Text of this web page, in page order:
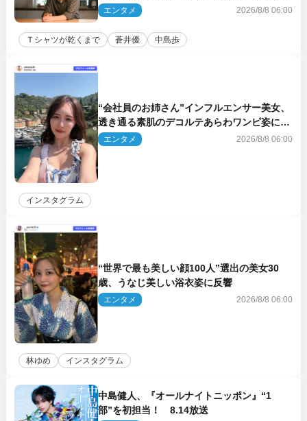
した!!」「今さら?!」（ネタバレあり）
エンタメ 2026/8/8 06:00
Ｔシャツが乾くまで 蒼井優 中島歩
“会社員のお姉さん”インフルエンサー美女、
透き通る素肌のデコルテあらわワンピ姿に反
響エンタメ 2026/8/8 06:00
インスタグラム
“世界で最も美しい顔100人”選出の美女30
歳、うなじ美しい浴衣姿に反響
エンタメ 2026/8/8 06:00
林ゆめ インスタグラム
中島健人、『オールナイトニッポン』“1
部”を初担当！ 8.14放送